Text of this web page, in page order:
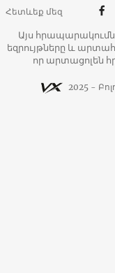
Հետևեք մեզ
Այս
եզրույթները և
որ արտացոլեն
2025 -